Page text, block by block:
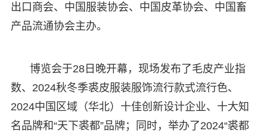
出口商会、中国服装协会、中国皮革协会、中国畜
产品流通协会主办。
博览会于28日晚开幕，现场发布了毛皮产业指
数、2024秋冬季裘皮服装服饰流行款式流行色、
2024中国区域（华北）十佳创新设计企业、十大知
名品牌和“天下裘都”品牌；同时，举办了2024“裘都